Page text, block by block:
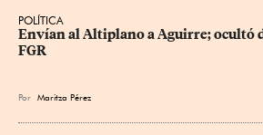
POLÍTICA
Envían al Altiplano a Aguirre; ocultó
FGR
Por Maritza Pérez